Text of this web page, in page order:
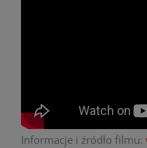
Informacje i źródło filmu: